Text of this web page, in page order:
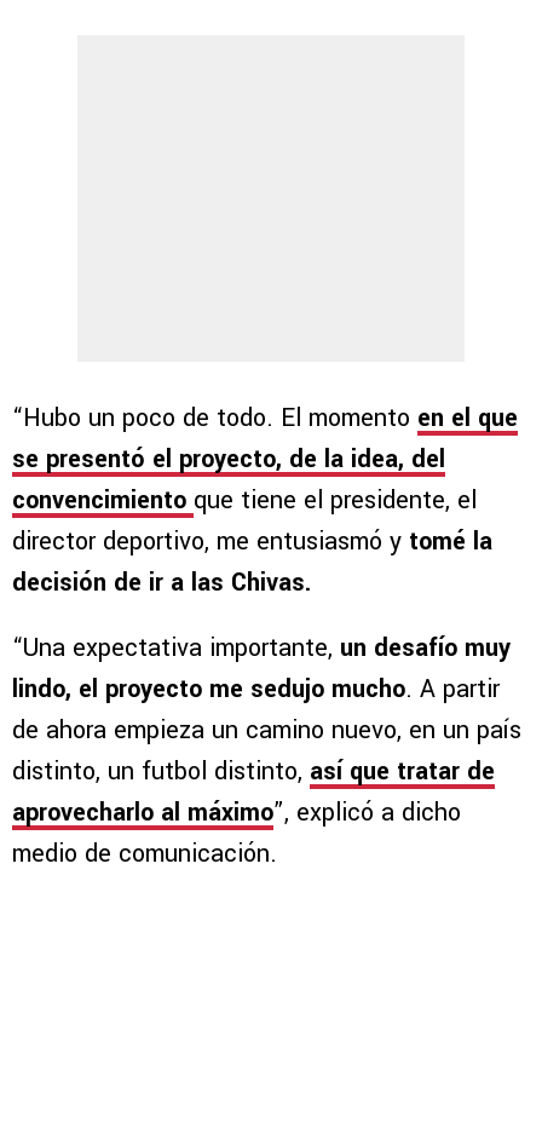
“Hubo un poco de todo. El momento en el que
se presentó el proyecto, de la idea, del
convencimiento que tiene el presidente, el
director deportivo, me entusiasmó y tomé la
decisión de ir a las Chivas.
“Una expectativa importante, un desafío muy
lindo, el proyecto me sedujo mucho. A partir
de ahora empieza un camino nuevo, en un país
distinto, un futbol distinto, así que tratar de
aprovecharlo al máximo”, explicó a dicho
medio de comunicación.